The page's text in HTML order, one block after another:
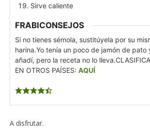
Sirve caliente
FRABICONSEJOS
Si no tienes sémola, sustitúyela por su
harina.Yo tenía un poco de jamón de pato
añadí, pero la receta no lo lleva.
EN OTROS PAÍSES: AQUÍ
A disfrutar.